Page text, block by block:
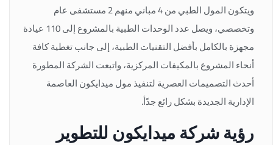
ويتكون المول الطبي من 4 مباني منهم 2 مستشفى عام
وتخصصي، ويصل عدد الوحدات الطبية بالمشروع إلى 110 عيادة
مجهزة بالكامل بأفضل التقنيات الطبية، إلى جانب تغطية كافة
أنحاء المشروع بالمكيفات المركزية، واتبعت الشركة المطورة
أحدث التصميمات العصرية لتنفيذ مول ميدايكون العاصمة
الإدارية الجديدة بشكل رائع جدًأ.
رؤية شركة ميدايكون للتطوير